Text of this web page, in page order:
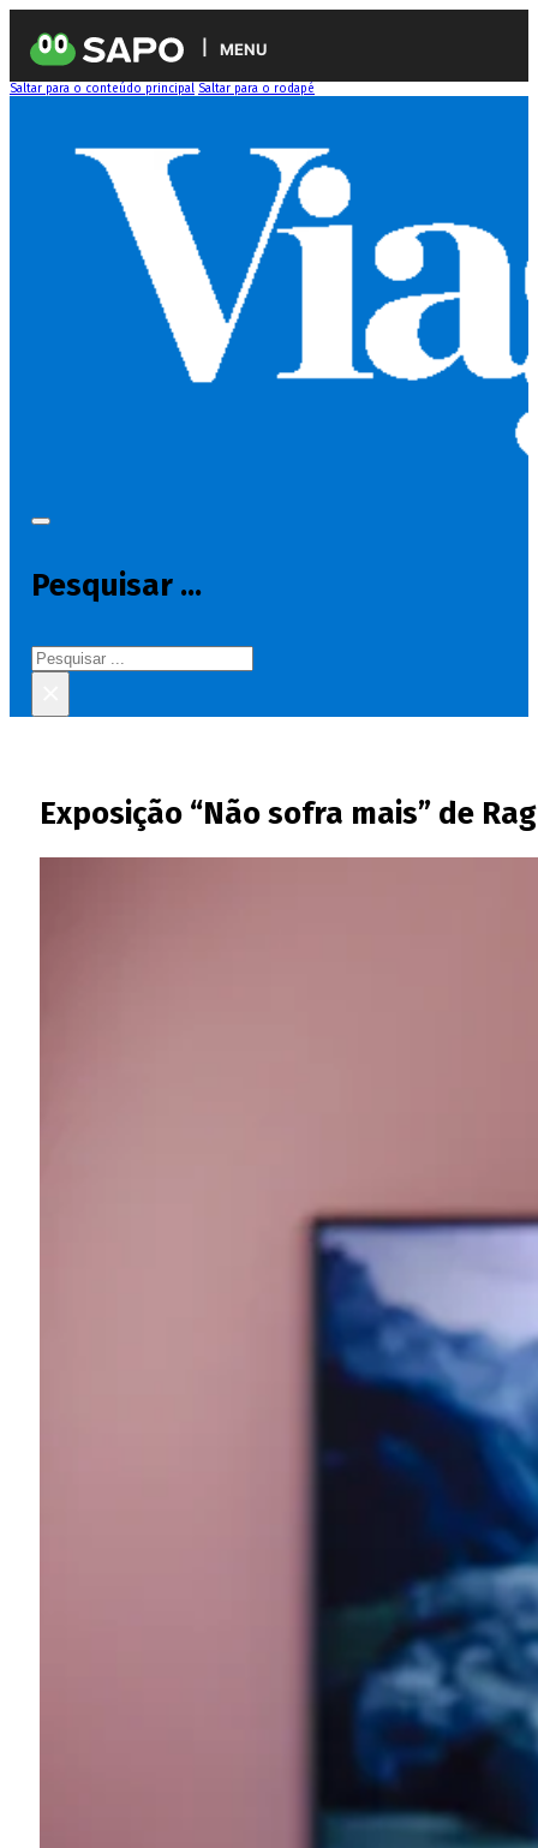
MENU
Saltar para o conteúdo principal Saltar para o rodapé
Pesquisar ...
Pesquisar
Exposição “Não sofra mais” de